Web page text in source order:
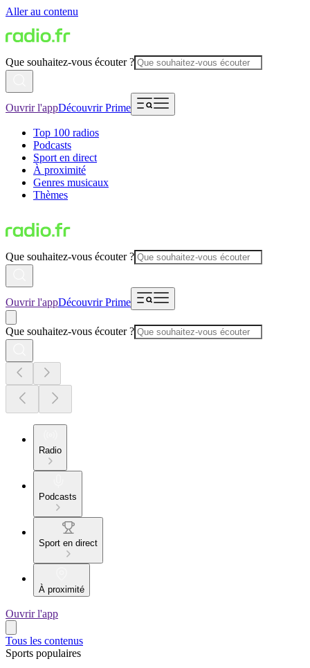
Aller au contenu
Que souhaitez-vous écouter ?
Ouvrir l'appDécouvrir Prime
Top 100 radios
Podcasts
Sport en direct
À proximité
Genres musicaux
Thèmes
Que souhaitez-vous écouter ?
Ouvrir l'appDécouvrir Prime
Que souhaitez-vous écouter ?
Radio
Podcasts
Sport en direct
À proximité
Ouvrir l'app
Tous les contenus
Sports populaires